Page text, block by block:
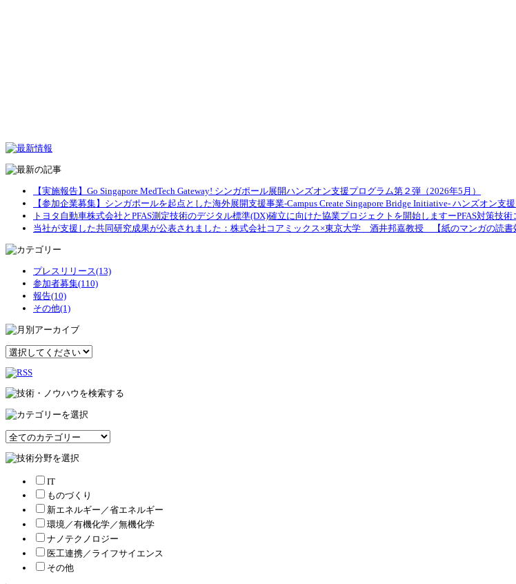
【実施報告】Go Singapore MedTech Gateway! シンガポール展開ハンズオン支援プログラム第２弾（2026年5月）
【参加企業募集】シンガポールを起点とした海外展開支援事業-Campus Create Singapore Bridge Initiative- ハンズオン
トヨタ自動車株式会社とPFAS測定技術のデジタル標準(DX)確立に向けた協業プロジェクトを開始しますーPFAS対策技
当社が支援した共同研究成果が公表されました：株式会社コアミックス×東京大学 酒井邦嘉教授 【紙のマンガの読書
プレスリリース(13)
参加者募集(110)
報告(10)
その他(1)
IT
ものづくり
新エネルギー／省エネルギー
環境／有機化学／無機化学
ナノテクノロジー
医工連携／ライフサイエンス
その他